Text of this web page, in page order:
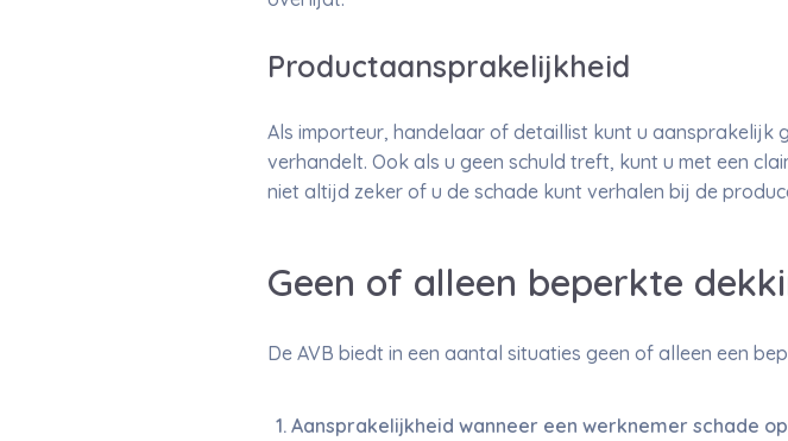
Productaansprakelijkheid
Als importeur, handelaar of detaillist kunt u
verhandelt. Ook als u geen schuld treft, kunt u met een
niet altijd zeker of u de schade kunt verhalen bij de
Geen of alleen beperkte
De AVB biedt in een aantal situaties geen of alleen een
Aansprakelijkheid wanneer een werknemer schade